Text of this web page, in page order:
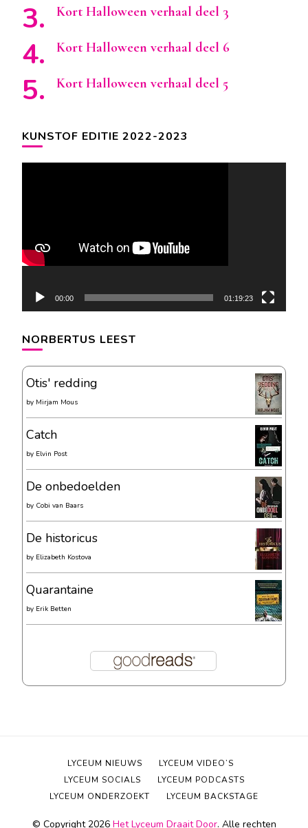
Kort Halloween verhaal deel 3
Kort Halloween verhaal deel 6
Kort Halloween verhaal deel 5
KUNSTOF EDITIE 2022-2023
00:00 01:19:23
NORBERTUS LEEST
Otis' redding
by Mirjam Mous
Catch
by Elvin Post
De onbedoelden
by Cobi van Baars
De historicus
by Elizabeth Kostova
Quarantaine
by Erik Betten
© Copyright 2026 Het Lyceum Draait Door. Alle rechten
LYCEUM NIEUWS
LYCEUM VIDEO’S
LYCEUM SOCIALS
LYCEUM PODCASTS
LYCEUM ONDERZOEKT
LYCEUM BACKSTAGE